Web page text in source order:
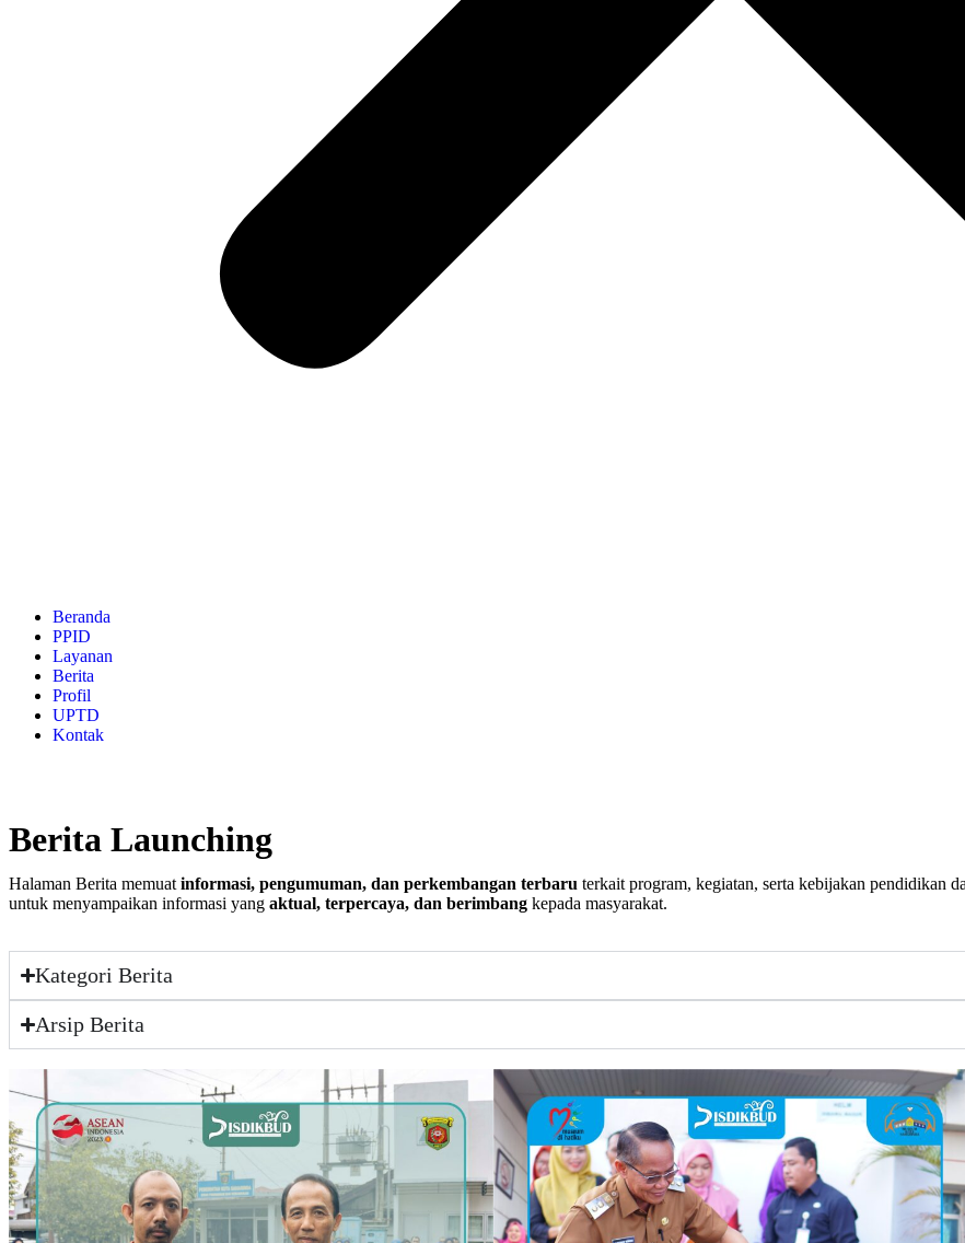
Beranda
PPID
Layanan
Berita
Profil
UPTD
Kontak
Berita Launching
Halaman Berita memuat informasi, pengumuman, dan perkembangan terbaru terkait program, kegiatan, serta kebijakan pendidikan
untuk menyampaikan informasi yang aktual, terpercaya, dan berimbang kepada masyarakat.
Kategori Berita
Arsip Berita